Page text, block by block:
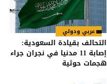
عربي ودولي
التحالف بقيادة السعودية:
إصابة 11 مدنيا في نجران جراء
هجمات حوثية